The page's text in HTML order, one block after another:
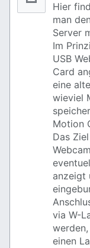
Hier
man
Server
Im
USB
Card
eine
wieviel
Motion
Das
anzeigt
via W-
einen